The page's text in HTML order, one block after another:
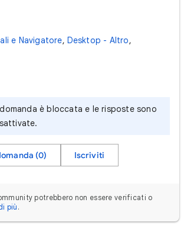
e Navigatore, Desktop - Altro,
è bloccata e le risposte sono
(0) Iscriviti
potrebbero non essere verificati o
più .